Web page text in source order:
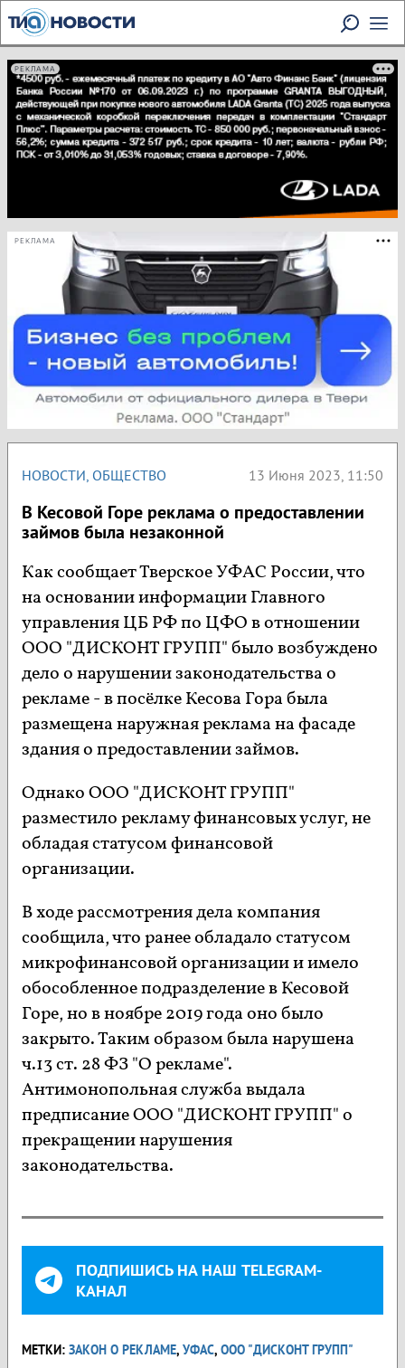
РЕКЛАМА
РЕКЛАМА
НОВОСТИ, ОБЩЕСТВО 13 Июня 2023, 11:50
В Кесовой Горе реклама о предоставлении
займов была незаконной
Как сообщает Тверское УФАС России, что
на основании информации Главного
управления ЦБ РФ по ЦФО в отношении
ООО "ДИСКОНТ ГРУПП" было возбуждено
дело о нарушении законодательства о
рекламе - в посёлке Кесова Гора была
размещена наружная реклама на фасаде
здания о предоставлении займов.
Однако ООО "ДИСКОНТ ГРУПП"
разместило рекламу финансовых услуг, не
обладая статусом финансовой
организации.
В ходе рассмотрения дела компания
сообщила, что ранее обладало статусом
микрофинансовой организации и имело
обособленное подразделение в Кесовой
Горе, но в ноябре 2019 года оно было
закрыто. Таким образом была нарушена
ч.13 ст. 28 ФЗ "О рекламе".
Антимонопольная служба выдала
предписание ООО "ДИСКОНТ ГРУПП" о
прекращении нарушения
законодательства.
ПОДПИШИСЬ НА НАШ TELEGRAM-
КАНАЛ
МЕТКИ: ЗАКОН О РЕКЛАМЕ, УФАС, ООО "ДИСКОНТ ГРУПП"